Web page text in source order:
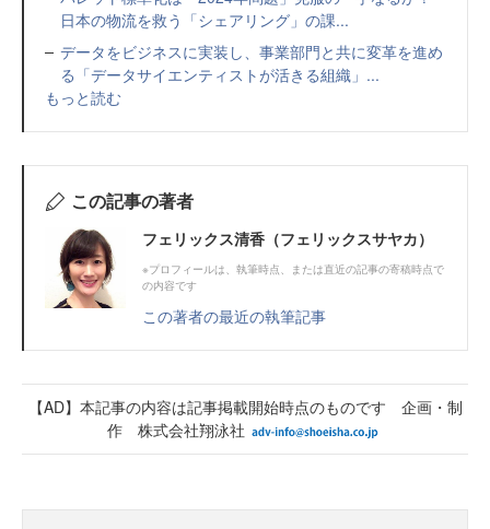
日本の物流を救う「シェアリング」の課...
データをビジネスに実装し、事業部門と共に変革を進め
る「データサイエンティストが活きる組織」...
もっと読む
この記事の著者
フェリックス清香（フェリックスサヤカ）
※プロフィールは、執筆時点、または直近の記事の寄稿時点で
の内容です
この著者の最近の執筆記事
【AD】本記事の内容は記事掲載開始時点のものです 企画・制
作 株式会社翔泳社